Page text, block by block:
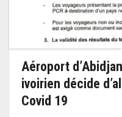
Aéroport
ivoirien décide
Covid 19